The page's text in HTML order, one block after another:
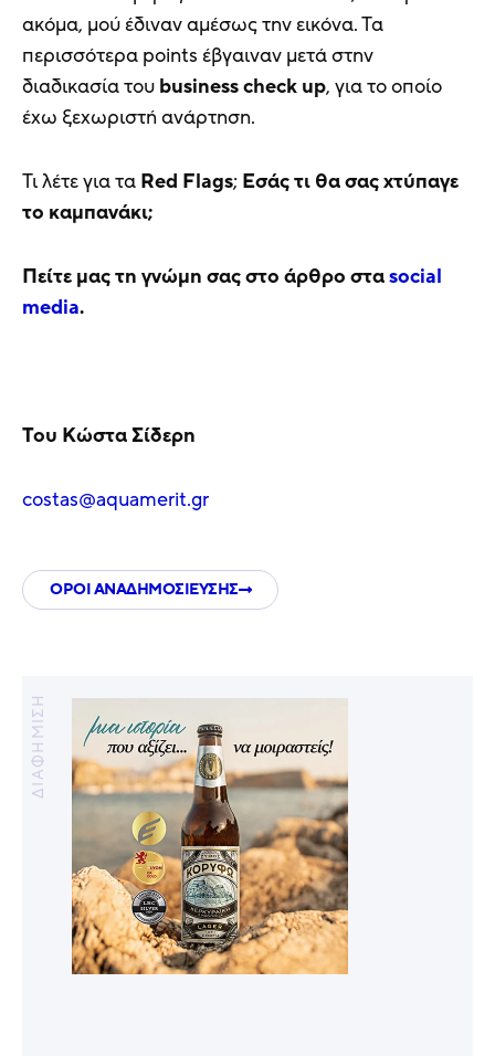
ακόμα, μού έδιναν αμέσως την εικόνα. Τα
περισσότερα points έβγαιναν μετά στην
διαδικασία του business check up, για το οποίο
έχω ξεχωριστή ανάρτηση.
Τι λέτε για τα Red Flags; Εσάς τι θα σας χτύπαγε
το καμπανάκι;
Πείτε μας τη γνώμη σας στο άρθρο σταsocial
media.
Του Κώστα Σίδερη
costas@aquamerit.gr
ΟΡΟΙ ΑΝΑΔΗΜΟΣΙΕΥΣΗΣ
ΔΙΑΦΗΜΙΣΗ